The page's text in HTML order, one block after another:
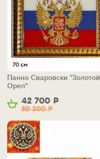
42 700 Р
50 300Р
Панно Сваровски "Золотой
Орел"